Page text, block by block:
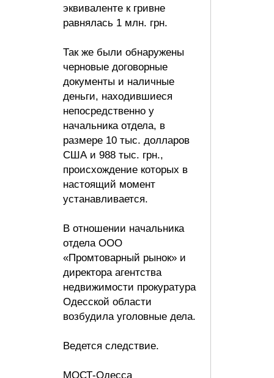
эквиваленте к гривне
равнялась 1 млн. грн.
Так же были обнаружены
черновые договорные
документы и наличные
деньги, находившиеся
непосредственно у
начальника отдела, в
размере 10 тыс. долларов
США и 988 тыс. грн.,
происхождение которых в
настоящий момент
устанавливается.
В отношении начальника
отдела ООО
«Промтоварный рынок» и
директора агентства
недвижимости прокуратура
Одесской области
возбудила уголовные дела.
Ведется следствие.
МОСТ-Одесса